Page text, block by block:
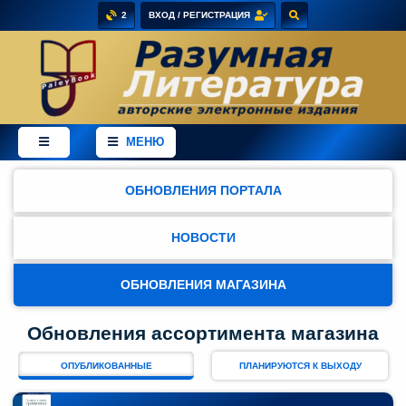
2 ВХОД / РЕГИСТРАЦИЯ
Добро
пожаловать
магазинPaleyBook
"Разумная
купить
электронные
версии
МЕНЮ
ОБНОВЛЕНИЯ ПОРТАЛА
НОВОСТИ
ОБНОВЛЕНИЯ МАГАЗИНА
Обновления ассортимента магазина
ОПУБЛИКОВАННЫЕ ПЛАНИРУЮТСЯ К ВЫХОДУ